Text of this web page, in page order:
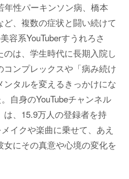
性パーキンソン病、橋本
、複数の症状と闘い続けて
容系YouTuberすうれろさ
は、学生時代に長期入院し
ンプレックスや「病み続け
タルを変えるきっかけにな
自身のYouTubeチャンネル
は、15.9万人の登録者を持
イクや楽曲に乗せて、あえ
にその真意や心境の変化を